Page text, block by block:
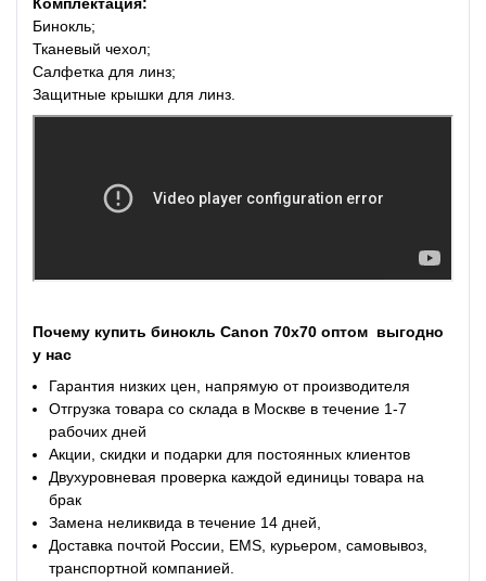
Бинокль;
Тканевый чехол;
Салфетка для линз;
Защитные крышки для линз.
Почему купить бинокль Canon 70x70 оптом выгодно
у нас
Гарантия низких цен, напрямую от производителя
Отгрузка товара со склада в Москве в течение 1-7
рабочих дней
Акции, скидки и подарки для постоянных клиентов
Двухуровневая проверка каждой единицы товара на
брак
Замена неликвида в течение 14 дней,
Доставка почтой России, EMS, курьером, самовывоз,
транспортной компанией.